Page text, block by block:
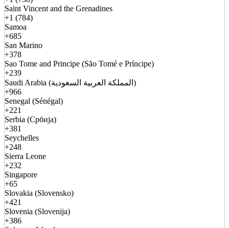
Saint Vincent and the Grenadines
+1 (784)
Samoa
+685
San Marino
+378
Sao Tome and Principe (São Tomé e Príncipe)
+239
Saudi Arabia (المملكة العربية السعودية)
+966
Senegal (Sénégal)
+221
Serbia (Србија)
+381
Seychelles
+248
Sierra Leone
+232
Singapore
+65
Slovakia (Slovensko)
+421
Slovenia (Slovenija)
+386